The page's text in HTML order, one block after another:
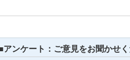
アンケート：ご意見をお聞かせ